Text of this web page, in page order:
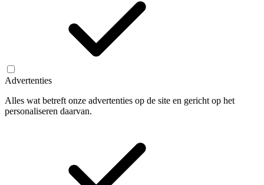
Advertenties
Alles wat betreft onze advertenties op de site en gericht op het
personaliseren daarvan.